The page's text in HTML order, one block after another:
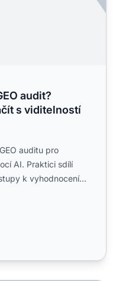
audit?
s viditelností
auditu pro
AI. Praktici sdílí
k vyhodnocení